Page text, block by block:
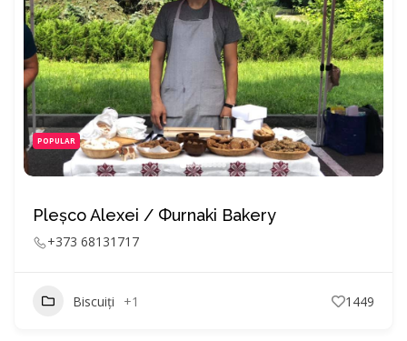
POPULAR
Pleșco Alexei / Фurnaki Bakery
+373 68131717
Biscuiți +1 1449